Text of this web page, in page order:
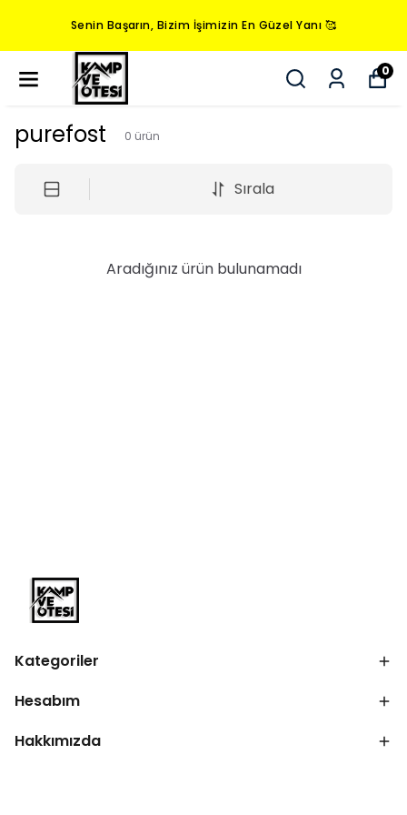
Senin Başarın, Bizim İşimizin En Güzel Yanı 🥰
0
purefost 0 ürün
Sırala
Aradığınız ürün bulunamadı
Kategoriler
Hesabım
Hakkımızda